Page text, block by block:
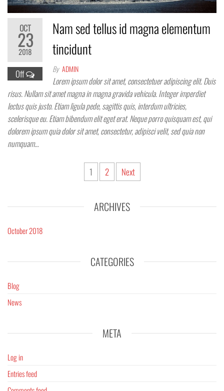
OCT
23
2018
Off
Nam sed tellus id magna elementum
tincidunt
By ADMIN
Lorem ipsum dolor sit amet, consectetuer adipiscing elit. Duis
risus. Nullam sit amet magna in magna gravida vehicula. Integer imperdiet
lectus quis justo. Etiam ligula pede, sagittis quis, interdum ultricies,
scelerisque eu. Etiam bibendum elit eget erat. Neque porro quisquam est, qui
dolorem ipsum quia dolor sit amet, consectetur, adipisci velit, sed quia non
numquam…
1 2 Next
ARCHIVES
October 2018
CATEGORIES
Blog
News
META
Log in
Entries feed